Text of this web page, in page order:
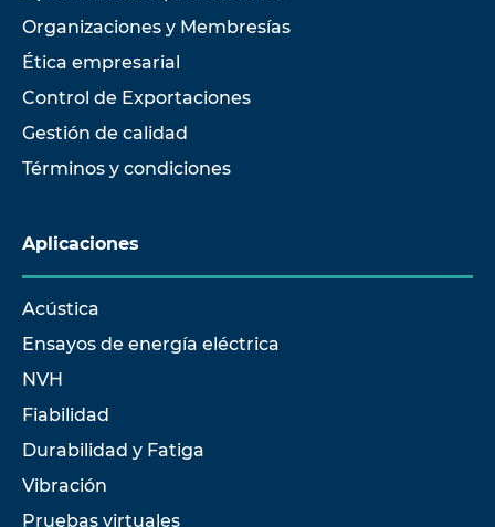
Organizaciones y Membresías
Ética empresarial
Control de Exportaciones
Gestión de calidad
Términos y condiciones
Aplicaciones
Acústica
Ensayos de energía eléctrica
NVH
Fiabilidad
Durabilidad y Fatiga
Vibración
Pruebas virtuales